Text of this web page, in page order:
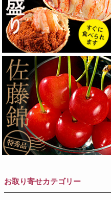
お取り寄せカテゴリー